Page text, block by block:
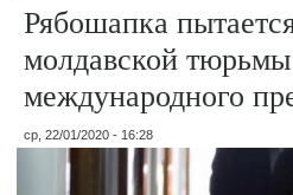
Рябошапка
молдавской тюрьмы
международного
ср, 22/01/2020 - 16:28